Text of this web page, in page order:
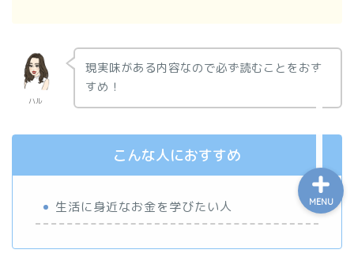
ハル
現実味がある内容なので必ず読むことをおす
すめ！
こんな人におすすめ
生活に身近なお金を学びたい人 MENU
About